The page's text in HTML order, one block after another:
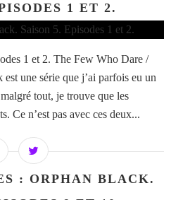
1 ET 2.
1 et 2. The Few Who Dare /
une série que j’ai parfois eu un
tout, je trouve que les
Ce n’est pas avec ces deux...
: ORPHAN BLACK.